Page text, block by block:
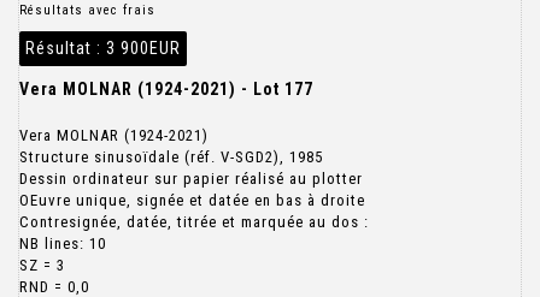
Résultats avec frais
Résultat : 3 900EUR
Vera MOLNAR (1924-2021) - Lot 177
Vera MOLNAR (1924-2021)
Structure sinusoïdale (réf. V-SGD2), 1985
Dessin ordinateur sur papier réalisé au plotter
OEuvre unique, signée et datée en bas à droite
Contresignée, datée, titrée et marquée au dos :
NB lines: 10
SZ = 3
RND = 0,0